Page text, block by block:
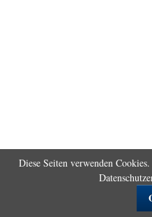
Diese Seiten verwenden